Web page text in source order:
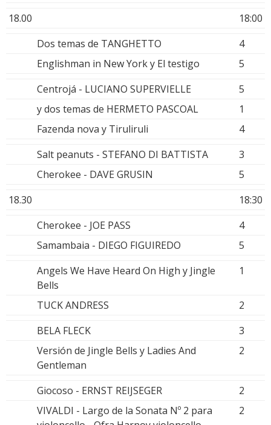
18.00
18:00
Dos temas de TANGHETTO
4
Englishman in New York y El testigo
5
Centrojá - LUCIANO SUPERVIELLE
5
y dos temas de HERMETO PASCOAL
1
Fazenda nova y Tiruliruli
4
Salt peanuts - STEFANO DI BATTISTA
3
Cherokee - DAVE GRUSIN
5
18.30
18:30
Cherokee - JOE PASS
4
Samambaia - DIEGO FIGUIREDO
5
Angels We Have Heard On High y Jingle
Bells
1
TUCK ANDRESS
2
BELA FLECK
3
Versión de Jingle Bells y Ladies And
Gentleman
2
Giocoso - ERNST REIJSEGER
2
VIVALDI - Largo de la Sonata Nº 2 para
2